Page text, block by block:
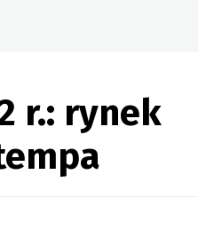
r.: rynek